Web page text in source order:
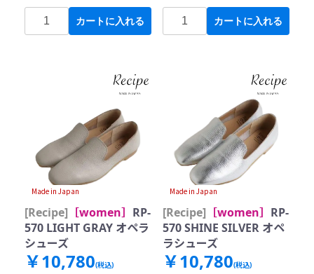
カートに入れる カートに入れる
Made in Japan
[Recipe] ［women］ RP-
570 LIGHT GRAY オペラ
シューズ
￥10,780(税込)
Made in Japan
[Recipe] ［women］ RP-
570 SHINE SILVER オペ
ラシューズ
￥10,780(税込)